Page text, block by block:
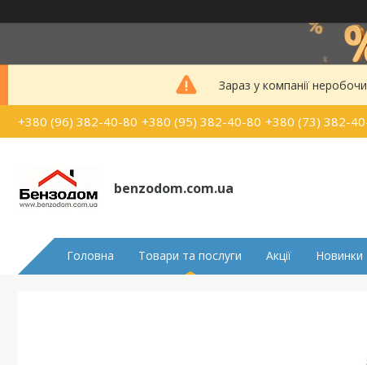
Зараз у компанії
+380 (96) 382-40-80 +380 (95) 382-40-80 +380 (73) 382-
benzodom.com.ua
Головна Товари та послуги Акції Новинки